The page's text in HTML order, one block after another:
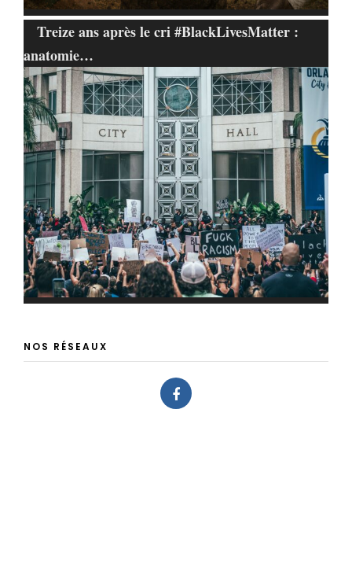
Treize ans après le cri #BlackLivesMatter :
anatomie…
NOS RÉSEAUX